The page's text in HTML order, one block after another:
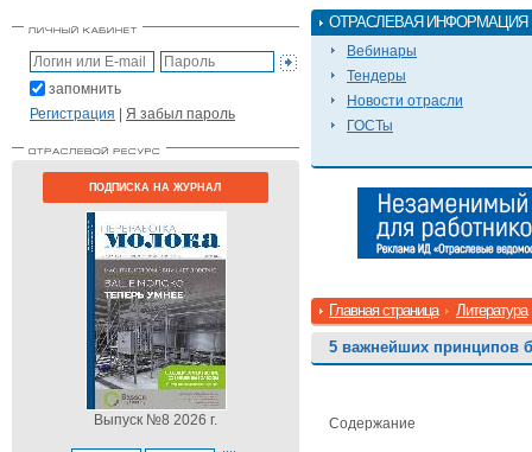
запомнить
Регистрация | Я забыл пароль
ПОДПИСКА НА ЖУРНАЛ
Выпуск №8 2026 г.
ОТРАСЛЕВАЯ ИНФОРМАЦИЯ
Вебинары
Тендеры
Новости отрасли
ГОСТы
Главная страница Литература
5 важнейших принципов
Содержание